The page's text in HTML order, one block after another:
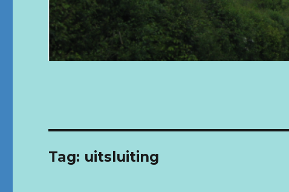
Tag: uitsluiting